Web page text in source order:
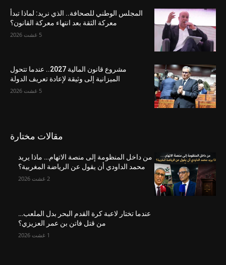
المجلس الوطني للصحافة.. الذي نريد: لماذا تبدأ
معركة الثقة بعد انتهاء معركة القانون؟
5 غشت 2026
مشروع قانون المالية 2027.. عندما تتحول
الميزانية إلى وثيقة لإعادة تعريف الدولة
5 غشت 2026
مقالات مختارة
من داخل المنظومة إلى منصة الاتهام… ماذا يريد
محمد الداودي أن يقول عن الرياضة المغربية؟
2 غشت 2026
عندما تختار لاعبة كرة القدم البحر بدل الملعب…
من قتل فاتن بن عمر العزيزي؟
1 غشت 2026